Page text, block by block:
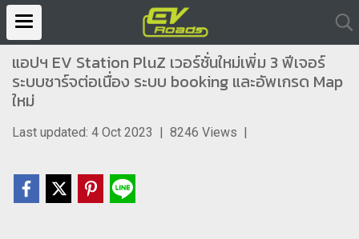
แอปฯ EV Station PluZ เวอร์ชั่นใหม่เพิ่ม 3 ฟีเจอร์
ระบบชาร์จต่อเนื่อง ระบบ booking และอัพเกรด Map
ใหม่
Last updated: 4 Oct 2023 | 8246 Views |